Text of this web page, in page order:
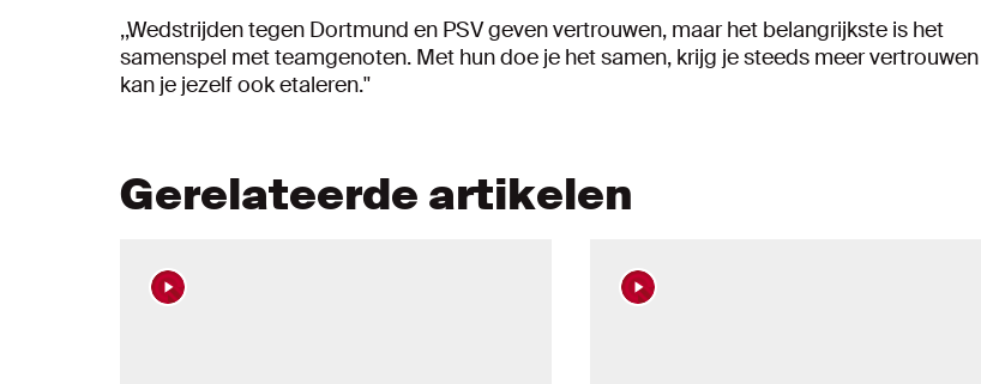
,,Wedstrijden tegen Dortmund en PSV geven vertrouwen, maar het belangrijkste is het
samenspel met teamgenoten. Met hun doe je het samen, krijg je steeds meer
kan je jezelf ook etaleren.''
Gerelateerde artikelen